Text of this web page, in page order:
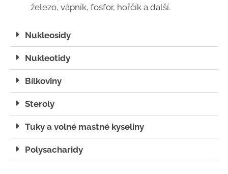
železo, vápník, fosfor, hořčík a další.
Nukleosidy
Nukleotidy
Bílkoviny
Steroly
Tuky a volné mastné kyseliny
Polysacharidy